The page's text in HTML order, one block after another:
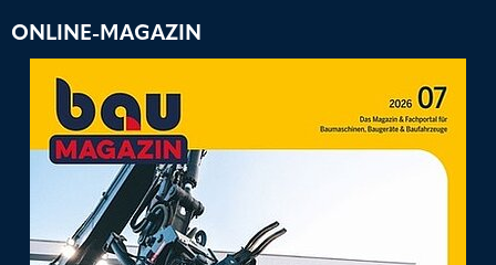
ONLINE-MAGAZIN